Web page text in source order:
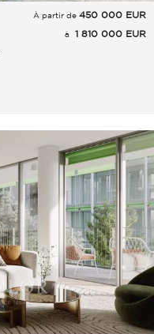
À partir de 450 000 EUR
à
1 810 000 EUR